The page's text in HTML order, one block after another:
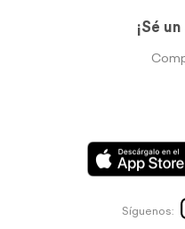
¡Sé
Síguenos: